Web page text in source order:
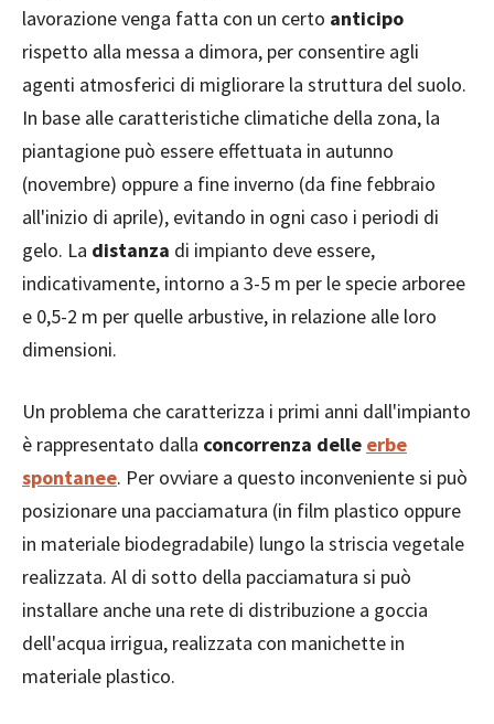
lavorazione venga fatta con un certo anticipo
rispetto alla messa a dimora, per consentire agli
agenti atmosferici di migliorare la struttura del suolo.
In base alle caratteristiche climatiche della zona, la
piantagione può essere effettuata in autunno
(novembre) oppure a fine inverno (da fine febbraio
all'inizio di aprile), evitando in ogni caso i periodi di
gelo. La distanza di impianto deve essere,
indicativamente, intorno a 3-5 m per le specie arboree
e 0,5-2 m per quelle arbustive, in relazione alle loro
dimensioni.
Un problema che caratterizza i primi anni dall'impianto
è rappresentato dalla concorrenza delle erbe
spontanee. Per ovviare a questo inconveniente si può
posizionare una pacciamatura (in film plastico oppure
in materiale biodegradabile) lungo la striscia vegetale
realizzata. Al di sotto della pacciamatura si può
installare anche una rete di distribuzione a goccia
dell'acqua irrigua, realizzata con manichette in
materiale plastico.